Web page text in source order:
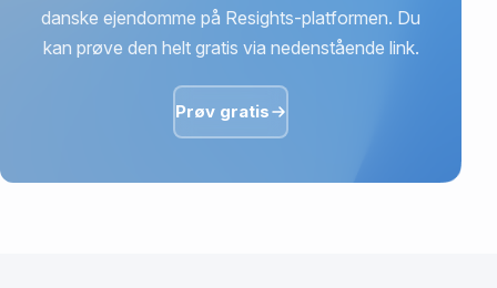
danske ejendomme på Resights-platformen. Du
kan prøve den helt gratis via nedenstående link.
Prøv gratis